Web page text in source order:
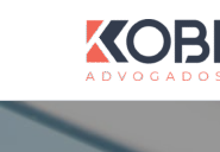
conteúdo